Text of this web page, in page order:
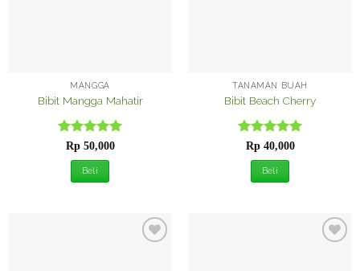
MANGGA
Bibit Mangga Mahatir
Dinilai5
dari 5
Rp50,000
Beli
TANAMAN BUAH
Bibit Beach Cherry
Dinilai5
dari 5
Rp40,000
Beli